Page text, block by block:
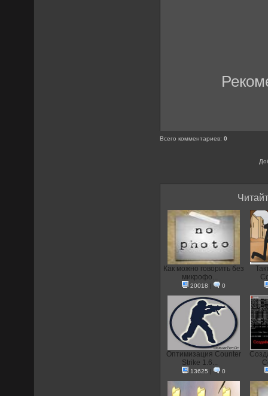
Всего комментариев:0
Как можно говорить без
микрофо...
20018 | 0
Оптимизация Counter
Strike 1.6...
13625 | 0